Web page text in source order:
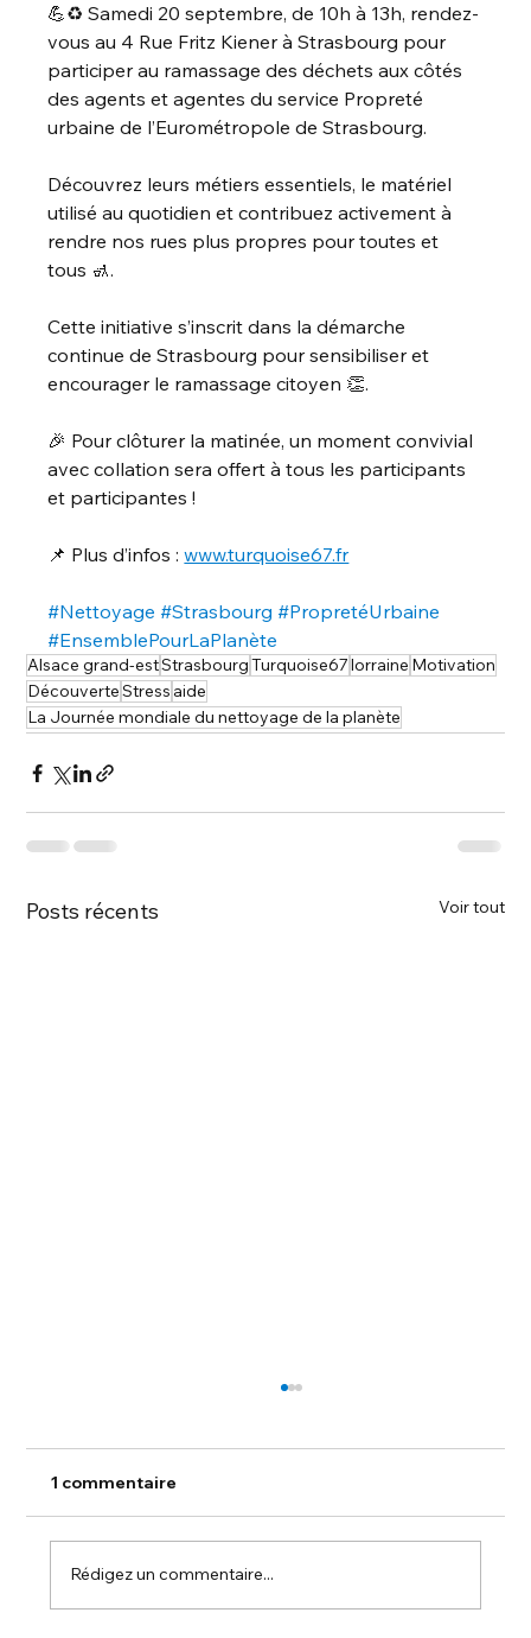
💪♻️ Samedi 20 septembre, de 10h à 13h, rendez-
vous au 4 Rue Fritz Kiener à Strasbourg pour
participer au ramassage des déchets aux côtés
des agents et agentes du service Propreté
urbaine de l’Eurométropole de Strasbourg.
Découvrez leurs métiers essentiels, le matériel
utilisé au quotidien et contribuez activement à
rendre nos rues plus propres pour toutes et
tous 🚮.
Cette initiative s’inscrit dans la démarche
continue de Strasbourg pour sensibiliser et
encourager le ramassage citoyen 👏.
🎉 Pour clôturer la matinée, un moment convivial
avec collation sera offert à tous les participants
et participantes !
📌 Plus d’infos : www.turquoise67.fr
#Nettoyage #Strasbourg #PropretéUrbaine
#EnsemblePourLaPlanète
Alsace grand-estStrasbourgTurquoise67lorraine Motivation
DécouverteStress aide
La Journée mondiale du nettoyage de la planète
Posts récents Voir tout
1 commentaire
Rédigez un commentaire...